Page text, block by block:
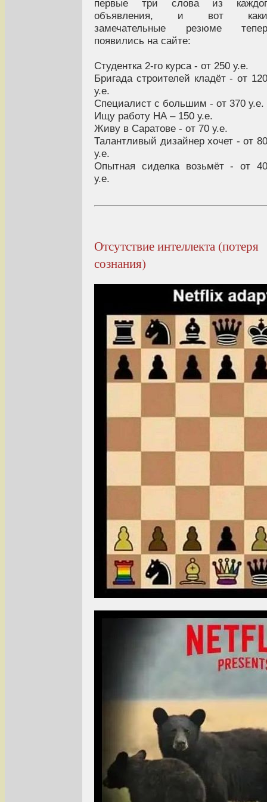
первые три слова из
объявления, и вот
замечательные резюме
появились на сайте:
Студентка 2-го курса - от 250 у.е.
Бригада строителей кладёт - от
у.е.
Специалист с большим - от 370 у.е.
Ищу работу НА – 150 у.е.
Живу в Саратове - от 70 у.е.
Талантливый дизайнер хочет - от
у.е.
Опытная сиделка возьмёт - от
у.е.
Отсутствие интеллекта (потеря
сознания)